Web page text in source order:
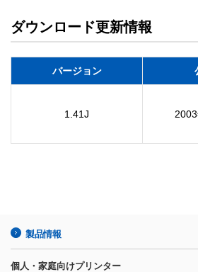
ダウンロード更新情報
バージョン
1.41J
製品情報
個人・家庭向けプリンター